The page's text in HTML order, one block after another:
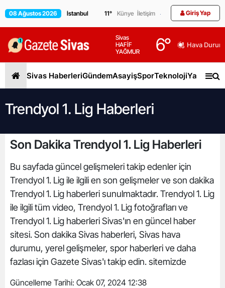
08 Ağustos 2026 11° Künye İletişim Giriş Yap
Sivas
HAFİF
YAĞMUR
6° Hava
Sivas HaberleriGündemAsayişSporTeknolojiYaşam
Trendyol 1. Lig Haberleri
Son Dakika Trendyol 1. Lig Haberleri
Bu sayfada güncel gelişmeleri takip edenler için
Trendyol 1. Lig ile ilgili en son gelişmeler ve son dakika
Trendyol 1. Lig haberleri sunulmaktadır. Trendyol 1. Lig
ile ilgili tüm video, Trendyol 1. Lig fotoğrafları ve
Trendyol 1. Lig haberleri Sivas'ın en güncel haber
sitesi. Son dakika Sivas haberleri, Sivas hava
durumu, yerel gelişmeler, spor haberleri ve daha
fazlası için Gazete Sivas'ı takip edin. sitemizde
Güncelleme Tarihi: Ocak 07, 2024 12:38